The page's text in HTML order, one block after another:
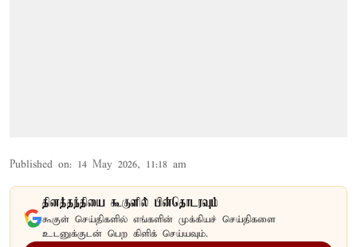
Published on: 14 May 2026, 11:18 am
தினத்தந்தியை கூகுளில் பின்தொடரவும்
கூகுள் செய்திகளில் எங்களின் முக்கியச் செய்திகளை
உடனுக்குடன் பெற கிளிக் செய்யவும்.